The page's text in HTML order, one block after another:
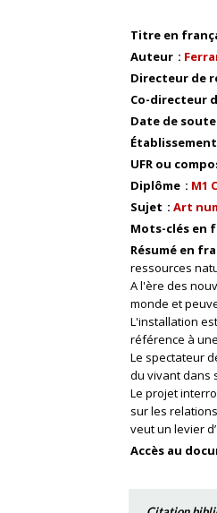
Titre en
Auteur
Directeur de
Co-directeur
Date de
Établissement
UFR ou
Diplôme
M1
Sujet
Art
Mots-clés en
Résumé en
ressources
A l'ère des
monde et
L'installation
référence à
Le spectateur
du vivant dans
Le projet
sur les
veut un levier
Accès au